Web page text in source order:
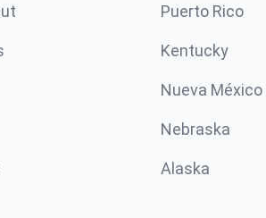
Puerto Rico
Kentucky
Nueva México
Nebraska
Alaska